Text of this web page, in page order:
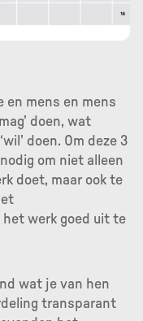
en mens en mens
doen, wat
doen. Om deze 3
om niet alleen
doet, maar ook te
het werk goed uit te
wat je van hen
transparant